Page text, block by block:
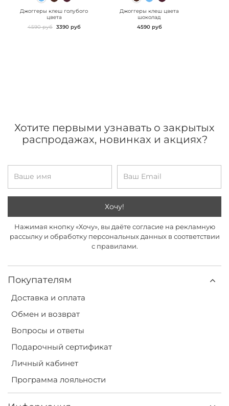
images">
Джоггеры клеш голубого
цвета
4590 руб 3390 руб
images">
Джоггеры клеш цвета
шоколад
4590 руб
Покупателям
Доставка и оплата
Обмен и возврат
Вопросы и ответы
Подарочный сертификат
Личный кабинет
Программа лояльности
Хотите первыми узнавать о закрытых
распродажах, новинках и акциях?
Хочу!
Нажимая кнопку «Хочу», вы даёте согласие на рекламную
рассылку и обработку персональных данных в соответствии
с правилами.